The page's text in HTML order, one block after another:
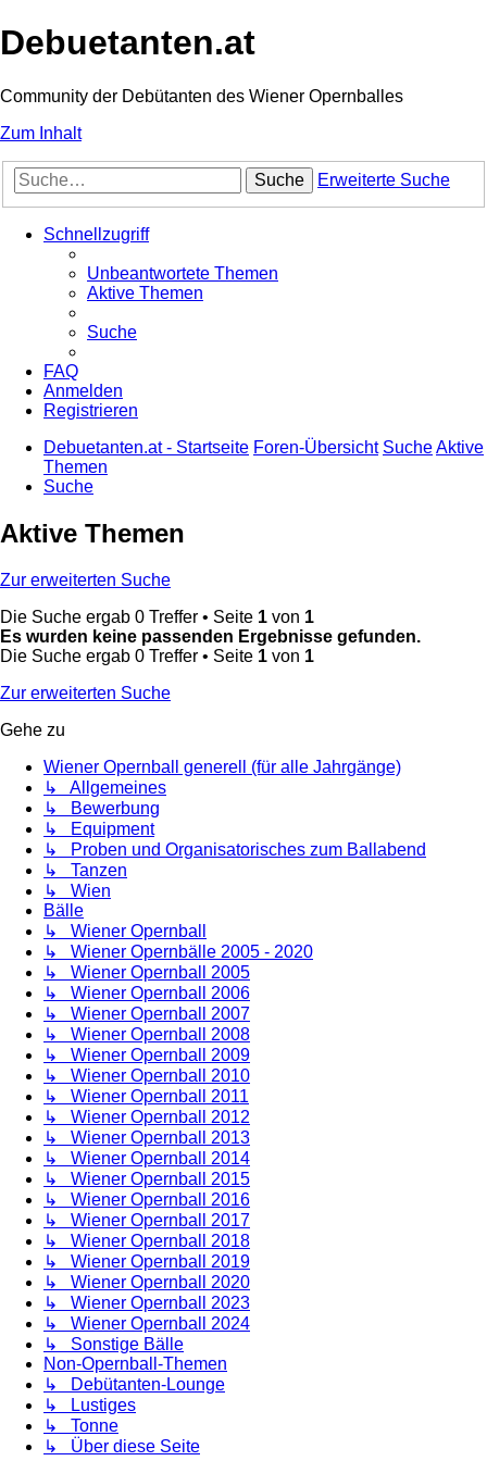
Debuetanten.at
Community der Debütanten des Wiener Opernballes
Zum Inhalt
Suche Erweiterte Suche
Schnellzugriff
Unbeantwortete Themen
Aktive Themen
Suche
FAQ
Anmelden
Registrieren
Debuetanten.at - Startseite Foren-Übersicht SucheAktive
Themen
Suche
Aktive Themen
Zur erweiterten Suche
Die Suche ergab 0 Treffer • Seite 1 von 1
Es wurden keine passenden Ergebnisse gefunden.
Die Suche ergab 0 Treffer • Seite 1 von 1
Zur erweiterten Suche
Gehe zu
Wiener Opernball generell (für alle Jahrgänge)
↳ Allgemeines
↳ Bewerbung
↳ Equipment
↳ Proben und Organisatorisches zum Ballabend
↳ Tanzen
↳ Wien
Bälle
↳ Wiener Opernball
↳ Wiener Opernbälle 2005 - 2020
↳ Wiener Opernball 2005
↳ Wiener Opernball 2006
↳ Wiener Opernball 2007
↳ Wiener Opernball 2008
↳ Wiener Opernball 2009
↳ Wiener Opernball 2010
↳ Wiener Opernball 2011
↳ Wiener Opernball 2012
↳ Wiener Opernball 2013
↳ Wiener Opernball 2014
↳ Wiener Opernball 2015
↳ Wiener Opernball 2016
↳ Wiener Opernball 2017
↳ Wiener Opernball 2018
↳ Wiener Opernball 2019
↳ Wiener Opernball 2020
↳ Wiener Opernball 2023
↳ Wiener Opernball 2024
↳ Sonstige Bälle
Non-Opernball-Themen
↳ Debütanten-Lounge
↳ Lustiges
↳ Tonne
↳ Über diese Seite